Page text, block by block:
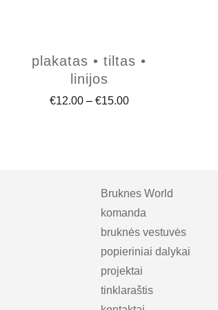
plakatas • tiltas •
linijos
€12.00 – €15.00Price
Bruknes World
komanda
bruknės vestuvės
popieriniai dalykai
projektai
tinklaraštis